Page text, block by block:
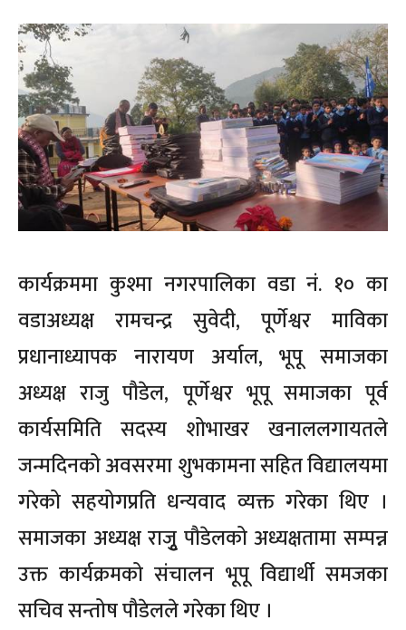
कार्यक्रममा कुश्मा नगरपालिका वडा नं. १० का
वडाअध्यक्ष रामचन्द्र सुवेदी, पूर्णेश्वर माविका
प्रधानाध्यापक नारायण अर्याल, भूपू समाजका
अध्यक्ष राजु पौडेल, पूर्णेश्वर भूपू समाजका पूर्व
कार्यसमिति सदस्य शोभाखर खनाललगायतले
जन्मदिनको अवसरमा शुभकामना सहित विद्यालयमा
गरेको सहयोगप्रति धन्यवाद व्यक्त गरेका थिए ।
समाजका अध्यक्ष राजृु पौडेलको अध्यक्षतामा सम्पन्न
उक्त कार्यक्रमको संचालन भूपू विद्यार्थी समजका
सचिव सन्तोष पौडेलले गरेका थिए ।